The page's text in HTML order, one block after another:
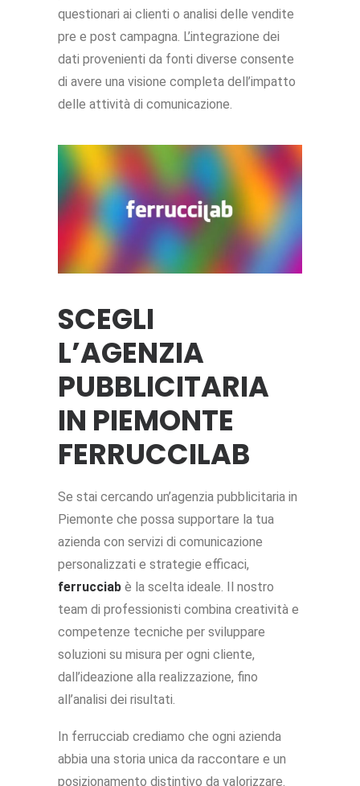
questionari ai clienti o analisi delle vendite
pre e post campagna. L’integrazione dei
dati provenienti da fonti diverse consente
di avere una visione completa dell’impatto
delle attività di comunicazione.
SCEGLI
L’AGENZIA
PUBBLICITARIA
IN PIEMONTE
FERRUCCILAB
Se stai cercando un’agenzia pubblicitaria in
Piemonte che possa supportare la tua
azienda con servizi di comunicazione
personalizzati e strategie efficaci,
ferrucciab è la scelta ideale. Il nostro
team di professionisti combina creatività e
competenze tecniche per sviluppare
soluzioni su misura per ogni cliente,
dall’ideazione alla realizzazione, fino
all’analisi dei risultati.
In ferrucciab crediamo che ogni azienda
abbia una storia unica da raccontare e un
posizionamento distintivo da valorizzare.